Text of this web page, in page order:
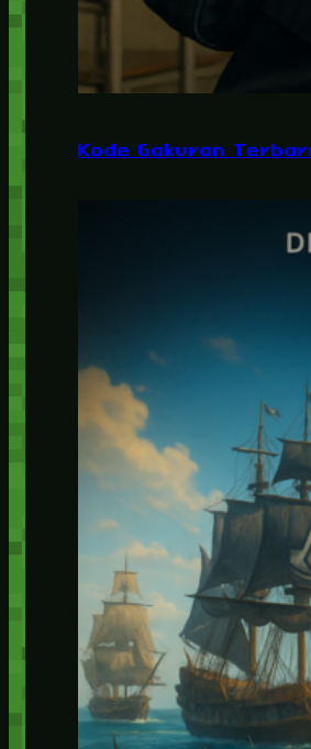
Kode Gakuran